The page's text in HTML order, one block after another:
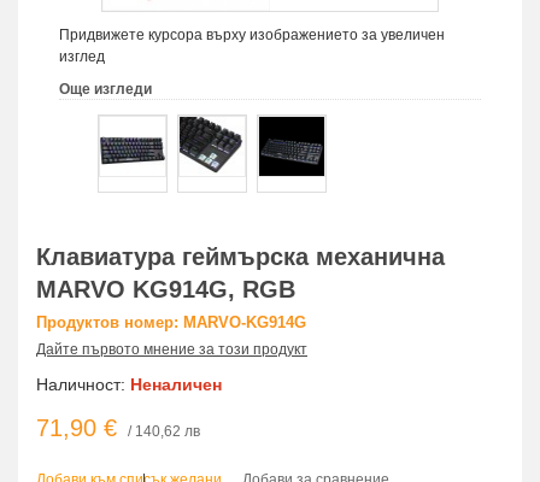
Придвижете курсора върху изображението за увеличен
изглед
Още изгледи
Клавиатура геймърска механична
MARVO KG914G, RGB
Продуктов номер: MARVO-KG914G
Дайте първото мнение за този продукт
Наличност: Неналичен
71,90 € / 140,62 лв